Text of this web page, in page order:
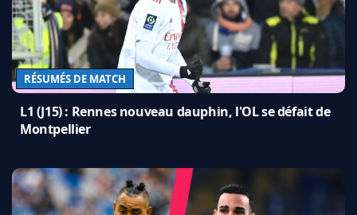
RÉSUMÉS DE MATCH
L1 (J15) : Rennes nouveau dauphin, l'OL se défait de
Montpellier